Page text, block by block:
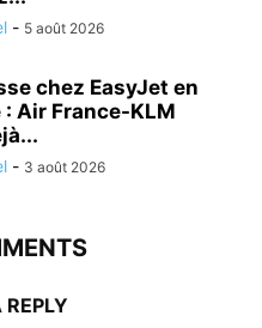
- 5 août 2026
chez EasyJet en
Air France-KLM
- 3 août 2026
REPLY